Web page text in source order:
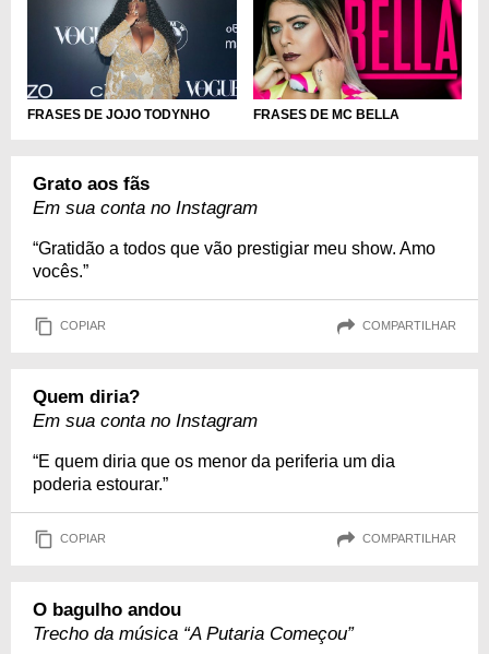
FRASES DE JOJO TODYNHO FRASES DE MC BELLA
Grato aos fãs
Em sua conta no Instagram
“Gratidão a todos que vão prestigiar meu show. Amo
vocês.”
COPIAR COMPARTILHAR
Quem diria?
Em sua conta no Instagram
“E quem diria que os menor da periferia um dia
poderia estourar.”
COPIAR COMPARTILHAR
O bagulho andou
Trecho da música “A Putaria Começou”